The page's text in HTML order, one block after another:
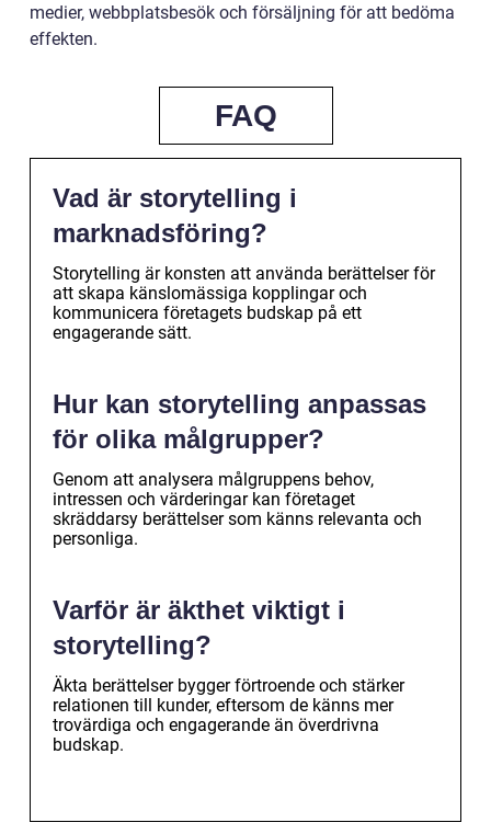
medier, webbplatsbesök och försäljning för att bedöma
effekten.
FAQ
Vad är storytelling i
marknadsföring?
Storytelling är konsten att använda berättelser för
att skapa känslomässiga kopplingar och
kommunicera företagets budskap på ett
engagerande sätt.
Hur kan storytelling anpassas
för olika målgrupper?
Genom att analysera målgruppens behov,
intressen och värderingar kan företaget
skräddarsy berättelser som känns relevanta och
personliga.
Varför är äkthet viktigt i
storytelling?
Äkta berättelser bygger förtroende och stärker
relationen till kunder, eftersom de känns mer
trovärdiga och engagerande än överdrivna
budskap.